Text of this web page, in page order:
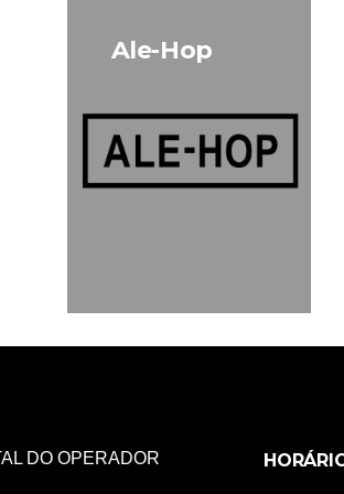
Ale-Hop
DO OPERADOR